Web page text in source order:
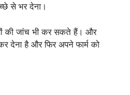
से भर देना।
की जांच भी कर सकते हैं। और
देना है और फिर अपने फार्म को